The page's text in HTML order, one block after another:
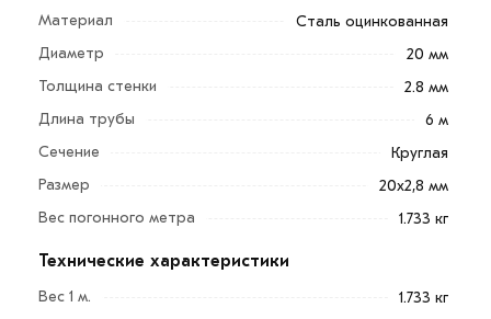
Поверхность трубы покрыта тонким слоем цинка, что
позволяет защитить трубы от коррозии, воды,
повышенной влажности. Оцинкованные трубы
применяют там, где требуется устойчивость к влаге,
Цинковый слой снаружи и внутри, отличный сварной
шов увеличивают срок службы труб. Применяются в
металлических конструкциях котельных, системах
водоснабжения.
Материал
Сталь оцинкованная
Диаметр
20 мм
Толщина стенки
2.8 мм
Длина трубы
6 м
Сечение
Круглая
Размер
20х2,8 мм
Вес погонного метра
1.733 кг
Технические характеристики
Вес 1 м.
1.733 кг